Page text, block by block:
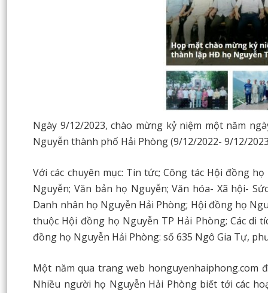
Ngày 9/12/2023, chào mừng kỷ niệm một năm
Nguyễn thành phố Hải Phòng (9/12/2022- 9/12/
Với các chuyên mục: Tin tức; Công tác Hội đồng
Nguyễn; Văn bản họ Nguyễn; Văn hóa- Xã hội-
Danh nhân họ Nguyễn Hải Phòng; Hội đồng họ
thuộc Hội đồng họ Nguyễn TP Hải Phòng; Các di
đồng họ Nguyễn Hải Phòng: số 635 Ngô Gia Tự,
Một năm qua trang web
Nhiều người họ Nguyễn Hải Phòng biết tới các